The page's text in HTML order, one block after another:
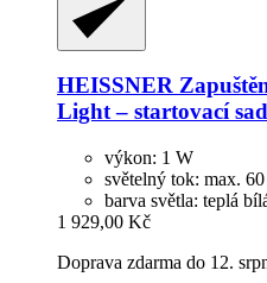
HEISSNER
Light – startovací
výkon: 1 W
světelný tok: max.
barva světla: teplá
1 929,00 Kč
Doprava zdarma do 12.